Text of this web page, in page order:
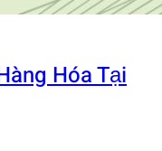
Hóa Tại